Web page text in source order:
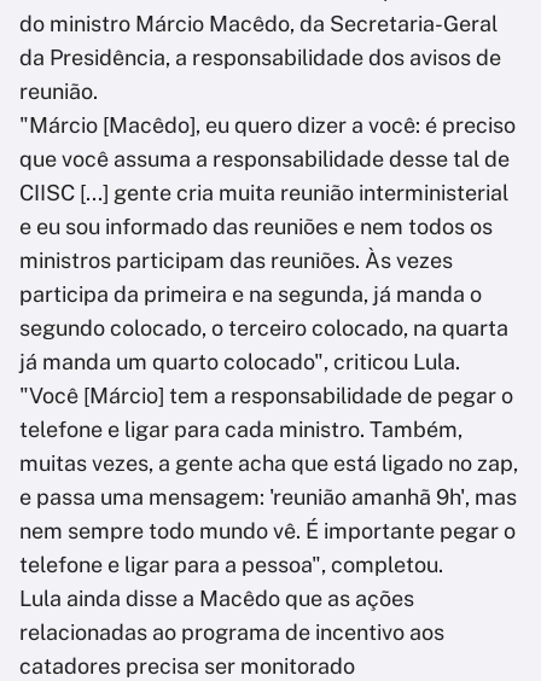
do ministro Márcio Macêdo, da Secretaria-Geral
da Presidência, a responsabilidade dos avisos de
reunião.
"Márcio [Macêdo], eu quero dizer a você: é preciso
que você assuma a responsabilidade desse tal de
CIISC [...] gente cria muita reunião interministerial
e eu sou informado das reuniões e nem todos os
ministros participam das reuniões. Às vezes
participa da primeira e na segunda, já manda o
segundo colocado, o terceiro colocado, na quarta
já manda um quarto colocado", criticou Lula.
"Você [Márcio] tem a responsabilidade de pegar o
telefone e ligar para cada ministro. Também,
muitas vezes, a gente acha que está ligado no zap,
e passa uma mensagem: 'reunião amanhã 9h', mas
nem sempre todo mundo vê. É importante pegar o
telefone e ligar para a pessoa", completou.
Lula ainda disse a Macêdo que as ações
relacionadas ao programa de incentivo aos
catadores precisa ser monitorado